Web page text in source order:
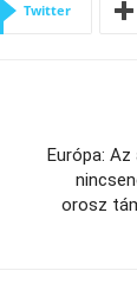
Twitter
Európa:
orosz